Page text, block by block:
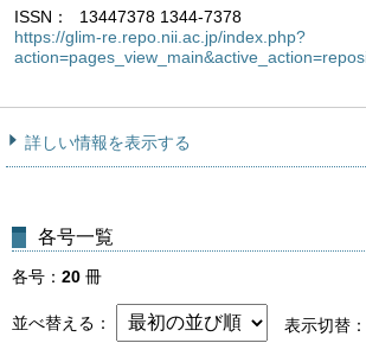
ISSN
13447378 1344-7378
https://glim-re.repo.nii.ac.jp/index.php?
詳しい情報を表示する
各号一覧
各号 20 冊
並べ替える 表示切替